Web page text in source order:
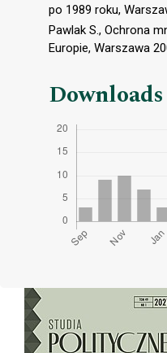
po 1989 roku,
Pawlak S., Ochrona
Europie, Warszawa
Downloads
Cover image